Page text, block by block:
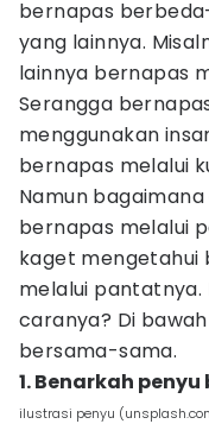
bernapas
yang lainnya.
lainnya bernapas
Serangga
menggunakan
bernapas melalui
Namun
bernapas melalui
kaget mengetahui
melalui pantatnya.
caranya? Di
bersama-sama.
1. Benarkah
ilustrasi penyu